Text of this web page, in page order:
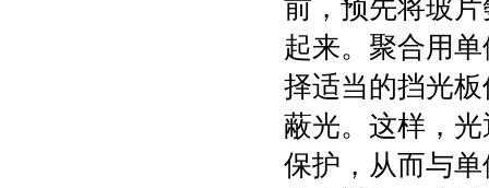
前，预先将玻
起来。聚合用
择适当的挡光
蔽光。这样，
保护，从而与